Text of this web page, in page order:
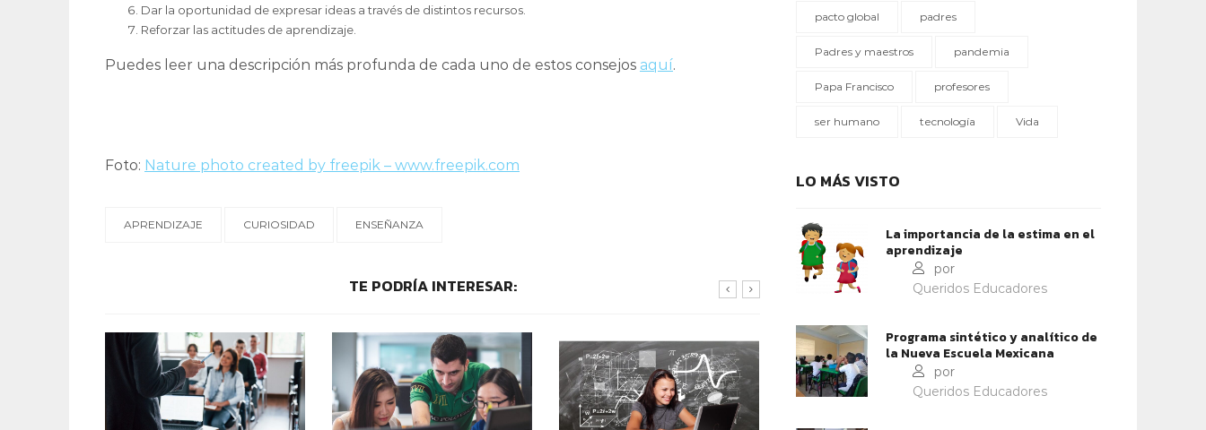
Dar la oportunidad de expresar ideas a través de distintos recursos.
Reforzar las actitudes de aprendizaje.
Puedes leer una descripción más profunda de cada uno de estos consejos aquí.
Foto: Nature photo created by freepik – www.freepik.com
APRENDIZAJE CURIOSIDAD ENSEÑANZA
TE PODRÍA INTERESAR:
pacto global padres
Padres y maestros pandemia
Papa Francisco profesores
ser humano tecnología Vida
LO MÁS VISTO
La importancia de la estima en el
aprendizaje
por
Queridos Educadores
Programa sintético y analítico de
la Nueva Escuela Mexicana
por
Queridos Educadores